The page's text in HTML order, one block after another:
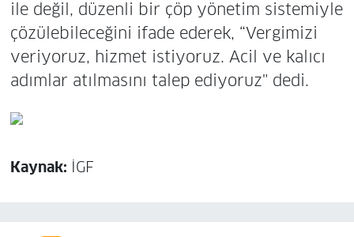
ile değil, düzenli bir çöp yönetim sistemiyle
çözülebileceğini ifade ederek, “Vergimizi
veriyoruz, hizmet istiyoruz. Acil ve kalıcı
adımlar atılmasını talep ediyoruz" dedi.
Kaynak: İGF